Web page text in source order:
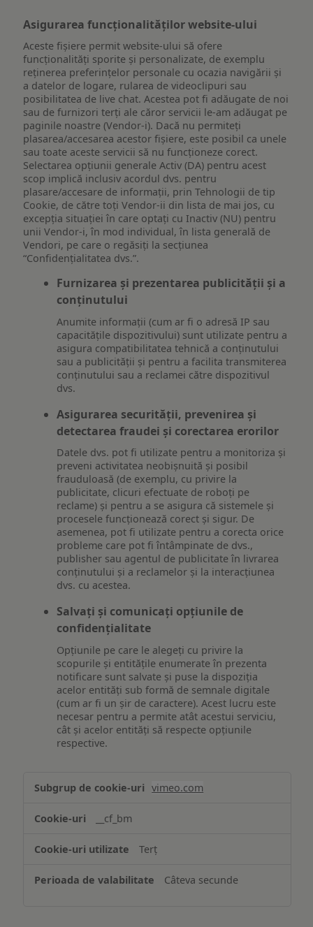
Asigurarea funcționalităților website-ului
Aceste fișiere permit website-ului să ofere
funcționalități sporite și personalizate, de exemplu
reţinerea preferinţelor personale cu ocazia navigării și
a datelor de logare, rularea de videoclipuri sau
posibilitatea de live chat. Acestea pot fi adăugate de noi
sau de furnizori terți ale căror servicii le-am adăugat pe
paginile noastre (Vendor-i). Dacă nu permiteți
plasarea/accesarea acestor fișiere, este posibil ca unele
sau toate aceste servicii să nu funcționeze corect.
Selectarea opțiunii generale Activ (DA) pentru acest
scop implică inclusiv acordul dvs. pentru
plasare/accesare de informații, prin Tehnologii de tip
Cookie, de către toți Vendor-ii din lista de mai jos, cu
excepția situației în care optați cu Inactiv (NU) pentru
unii Vendor-i, în mod individual, în lista generală de
Vendori, pe care o regăsiți la secțiunea
“Confidențialitatea dvs.”.
Furnizarea și prezentarea publicității și a
conținutului
Anumite informații (cum ar fi o adresă IP sau
capacitățile dispozitivului) sunt utilizate pentru a
asigura compatibilitatea tehnică a conținutului
sau a publicității și pentru a facilita transmiterea
conținutului sau a reclamei către dispozitivul
dvs.
Asigurarea securității, prevenirea și
detectarea fraudei și corectarea erorilor
Datele dvs. pot fi utilizate pentru a monitoriza și
preveni activitatea neobișnuită și posibil
frauduloasă (de exemplu, cu privire la
publicitate, clicuri efectuate de roboți pe
reclame) și pentru a se asigura că sistemele și
procesele funcționează corect și sigur. De
asemenea, pot fi utilizate pentru a corecta orice
probleme care pot fi întâmpinate de dvs.,
publisher sau agentul de publicitate în livrarea
conținutului și a reclamelor și la interacțiunea
dvs. cu acestea.
Salvați și comunicați opțiunile de
confidențialitate
Opțiunile pe care le alegeți cu privire la
scopurile și entitățile enumerate în prezenta
notificare sunt salvate și puse la dispoziția
acelor entități sub formă de semnale digitale
(cum ar fi un șir de caractere). Acest lucru este
necesar pentru a permite atât acestui serviciu,
cât și acelor entități să respecte opțiunile
respective.
funcționalităților
ului
vimeo.com
__cf_bm
Terț
Câteva secunde